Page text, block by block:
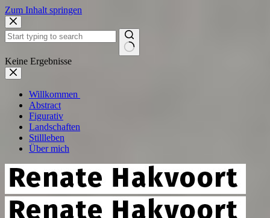
Zum Inhalt springen
Keine Ergebnisse
Willkommen
Abstract
Figurativ
Landschaften
Stillleben
Über mich